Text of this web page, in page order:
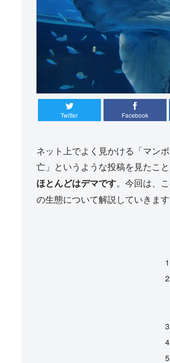
Twitter Facebook
ネット上でよく見かける「マン
亡」というような投稿を見たこ
ほとんどはデマです。今回は、
の生態について解説していきます